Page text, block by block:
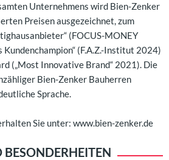
Unternehmens wird Bien-Zenker
Preisen ausgezeichnet, zum
(FOCUS-MONEY
Kundenchampion“ (F.A.Z.-Institut 2024)
(„Most Innovative Brand“ 2021). Die
Bien-Zenker Bauherren
Sprache.
Sie unter: www.bien-zenker.de
BESONDERHEITEN